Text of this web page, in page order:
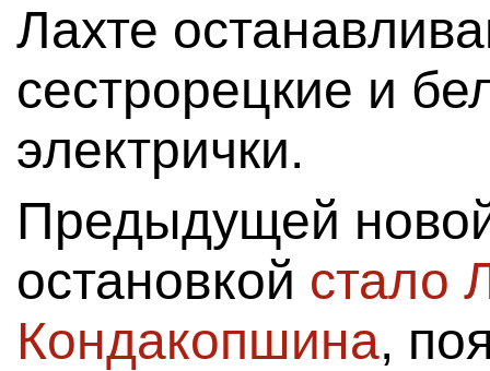
Лахте
сестрорецкие и
электрички.
Предыдущей
остановкой стало
Кондакопшина,